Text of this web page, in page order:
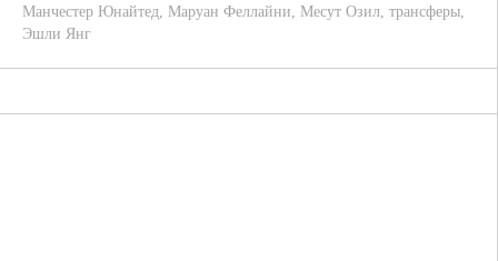
Манчестер Юнайтед, Маруан Феллайни, Месут Озил, трансферы,
Эшли Янг